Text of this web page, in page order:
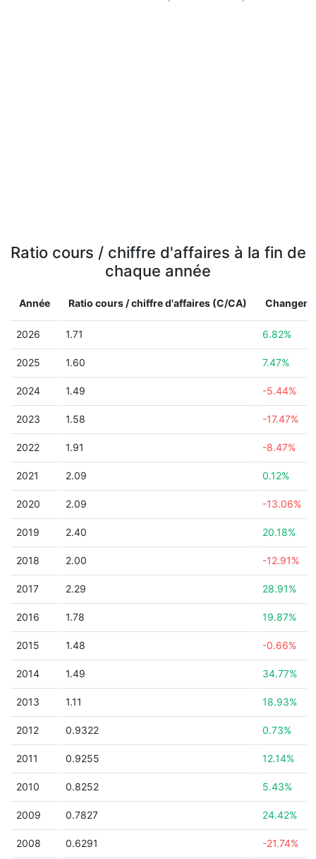
Ratio cours / chiffre d'affaires à la fin de
chaque année
Année Ratio cours / chiffre d'affaires (C/CA)
2026 1.71 6.82%
2025 1.60 7.47%
2024 1.49 -5.44%
2023 1.58 -17.47%
2022 1.91 -8.47%
2021 2.09 0.12%
2020 2.09 -13.06%
2019 2.40 20.18%
2018 2.00 -12.91%
2017 2.29 28.91%
2016 1.78 19.87%
2015 1.48 -0.66%
2014 1.49 34.77%
2013 1.11 18.93%
2012 0.9322 0.73%
2011 0.9255 12.14%
2010 0.8252 5.43%
2009 0.7827 24.42%
2008 0.6291 -21.74%